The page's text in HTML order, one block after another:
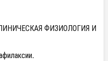
ФИЗИОЛОГИЯ И